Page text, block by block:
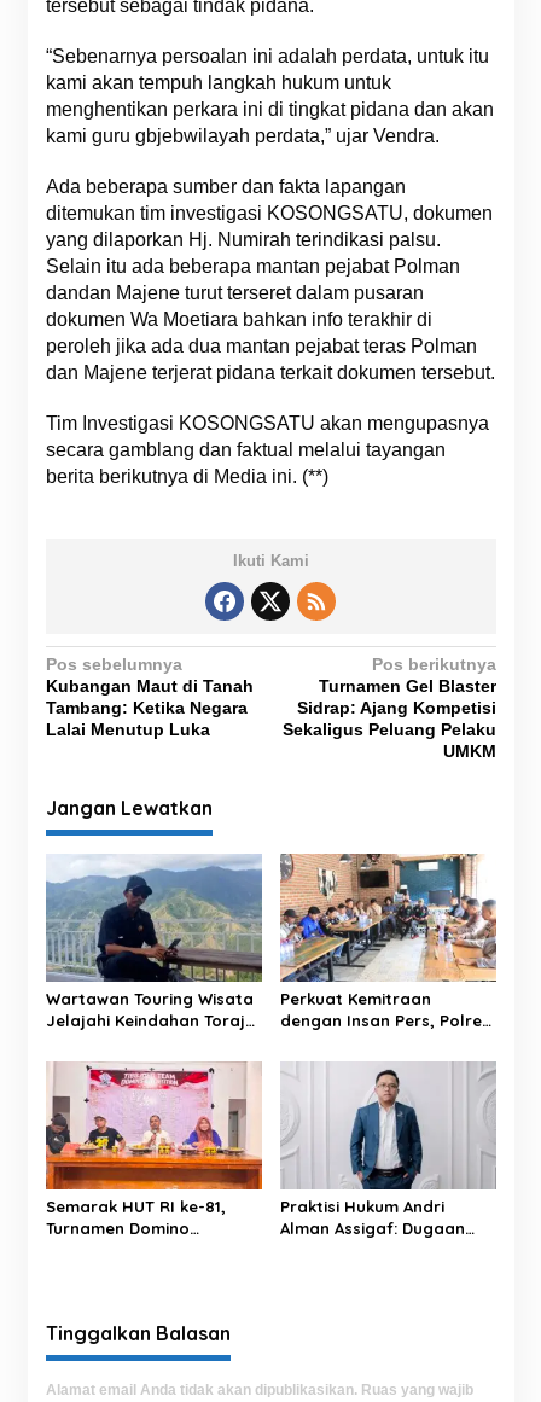
tersebut sebagai tindak pidana.
“Sebenarnya persoalan ini adalah perdata, untuk itu
kami akan tempuh langkah hukum untuk
menghentikan perkara ini di tingkat pidana dan akan
kami guru gbjebwilayah perdata,” ujar Vendra.
Ada beberapa sumber dan fakta lapangan
ditemukan tim investigasi KOSONGSATU, dokumen
yang dilaporkan Hj. Numirah terindikasi palsu.
Selain itu ada beberapa mantan pejabat Polman
dandan Majene turut terseret dalam pusaran
dokumen Wa Moetiara bahkan info terakhir di
peroleh jika ada dua mantan pejabat teras Polman
dan Majene terjerat pidana terkait dokumen tersebut.
Tim Investigasi KOSONGSATU akan mengupasnya
secara gamblang dan faktual melalui tayangan
berita berikutnya di Media ini. (**)
Ikuti Kami
N
a
v
g
a
s
i
p
o
s
Pos sebelumnya
Kubangan Maut di Tanah
Tambang: Ketika Negara
Lalai Menutup Luka
Pos berikutnya
Turnamen Gel Blaster
Sidrap: Ajang Kompetisi
Sekaligus Peluang Pelaku
UMKM
Jangan Lewatkan
Wartawan Touring Wisata
Jelajahi Keindahan Toraja,
Memukau Jadi Kesan Tak
Terlupakan
Perkuat Kemitraan
dengan Insan Pers, Polres
Morning Bahas Sinergitas
dan Keterbukaan
Informasi
Semarak HUT RI ke-81,
Turnamen Domino
Praktisi Hukum Andri
Alman Assigaf: Dugaan
Tinggalkan Balasan
Alamat email Anda tidak akan dipublikasikan. Ruas yang wajib